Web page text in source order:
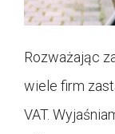
Rozważając
wiele firm
VAT.